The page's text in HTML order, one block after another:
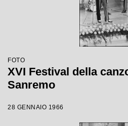
FOTO
XVI Festival della
Sanremo
28 GENNAIO 1966